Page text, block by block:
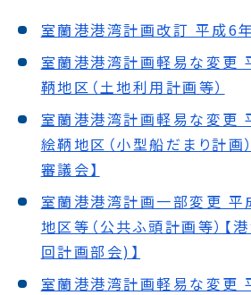
室蘭港港湾計画改訂 平成6
室蘭港港湾計画軽易な変更
鞆地区（土地利用計画等）
室蘭港港湾計画軽易な変更
絵鞆地区（小型船だまり計画
審議会】
室蘭港港湾計画一部変更
地区等（公共ふ頭計画等）【
回計画部会)】
室蘭港港湾計画軽易な変更